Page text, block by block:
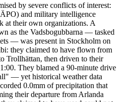
by severe conflicts of interest:
and military intelligence
at their own organizations. A
as the Vadsbogubbarna — tasked
— was present in Stockholm on
they claimed to have flown from
Trollhättan, then driven to their
They blamed a 90-minute drive
— yet historical weather data
0.0mm of precipitation that
their departure from Arlanda